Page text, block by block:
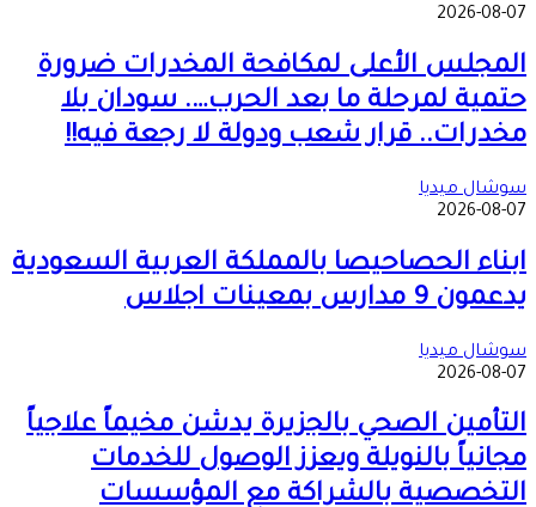
2026-08-07
المجلس الأعلى لمكافحة المخدرات ضرورة
حتمية لمرحلة ما بعد الحرب…. سودان بلا
مخدرات.. قرار شعب ودولة لا رجعة فيه!!
سوشال ميديا
2026-08-07
ابناء الحصاحيصا بالمملكة العربية السعودية
يدعمون 9 مدارس بمعينات اجلاس
سوشال ميديا
2026-08-07
التأمين الصحي بالجزيرة يدشن مخيماً علاجياً
مجانياً بالنويلة ويعزز الوصول للخدمات
التخصصية بالشراكة مع المؤسسات